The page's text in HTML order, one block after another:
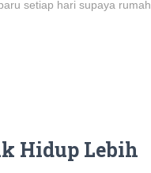
setiap hari supaya rumah
Hidup Lebih